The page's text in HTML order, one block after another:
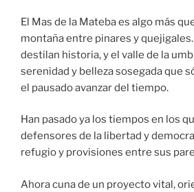
El Mas de la Mateba es algo más
montaña entre pinares y
destilan historia, y el valle de la
serenidad y belleza sosegada que
el pausado avanzar del tiempo.
Han pasado ya los tiempos en los
defensores de la libertad y
refugio y provisiones entre sus
Ahora cuna de un proyecto vital,